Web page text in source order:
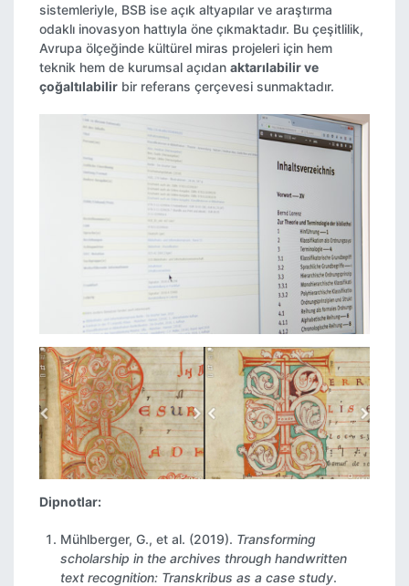
sistemleriyle, BSB ise açık altyapılar ve araştırma
odaklı inovasyon hattıyla öne çıkmaktadır. Bu çeşitlilik,
Avrupa ölçeğinde kültürel miras projeleri için hem
teknik hem de kurumsal açıdan aktarılabilir ve
çoğaltılabilir bir referans çerçevesi sunmaktadır.
Dipnotlar:
Mühlberger, G., et al. (2019). Transforming
scholarship in the archives through handwritten
text recognition: Transkribus as a case study.